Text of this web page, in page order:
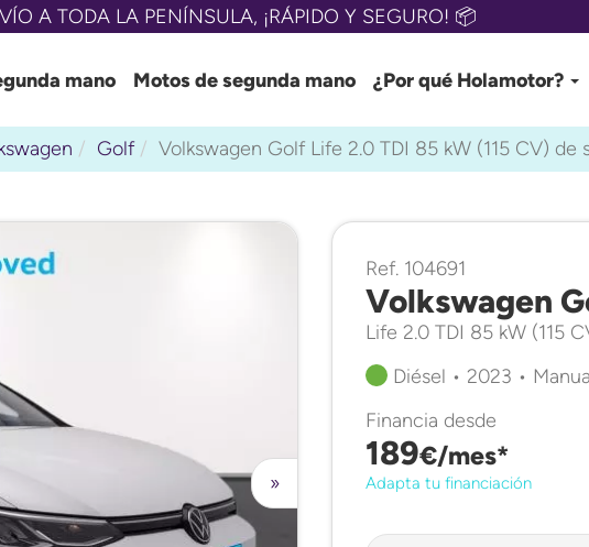
A TODA LA PENÍNSULA, ¡RÁPIDO Y SEGURO! 📦
mano Motos de segunda mano ¿Por qué Holamotor?
Golf Volkswagen Golf Life 2.0 TDI 85 kW (115 CV) de
»
Ref. 104691
Volkswagen
Life 2.0 TDI 85 kW (115
Diésel • 2023 •
Financia desde
189€/mes*
Adapta tu financiación